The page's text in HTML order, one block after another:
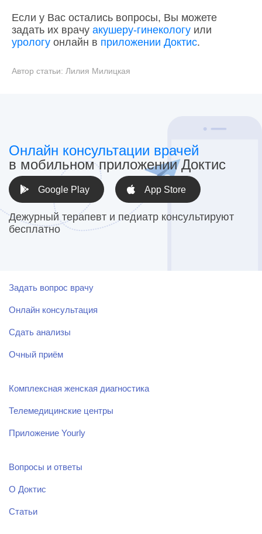
Если у Вас остались вопросы, Вы можете
задать их врачу акушеру-гинекологу или
урологу онлайн в приложении Доктис.
Автор статьи: Лилия Милицкая
Онлайн консультации врачей
в мобильном приложении Доктис
Google Play App Store
Дежурный терапевт и педиатр консультируют
бесплатно
Задать вопрос врачу
Онлайн консультация
Сдать анализы
Очный приём
Комплексная женская диагностика
Телемедицинские центры
Приложение Yourly
Вопросы и ответы
О Доктис
Статьи